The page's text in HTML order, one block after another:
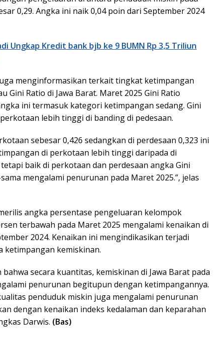
0,29. Angka ini naik 0,04 poin dari September 2024
Ungkap Kredit bank bjb ke 9 BUMN Rp 3,5 Triliun
menginformasikan terkait tingkat ketimpangan
Gini Ratio di Jawa Barat. Maret 2025 Gini Ratio
ini termasuk kategori ketimpangan sedang. Gini
lebih tinggi di banding di pedesaan.
sebesar 0,426 sedangkan di perdesaan 0,323 ini
di perkotaan lebih tinggi daripada di
tetapi baik di perkotaan dan perdesaan angka Gini
mengalami penurunan pada Maret 2025.”, jelas
angka persentase pengeluaran kelompok
terbawah pada Maret 2025 mengalami kenaikan di
2024. Kenaikan ini mengindikasikan terjadi
ketimpangan kemiskinan.
bahwa secara kuantitas, kemiskinan di Jawa Barat pada
penurunan begitupun dengan ketimpangannya.
penduduk miskin juga mengalami penurunan
dengan kenaikan indeks kedalaman dan keparahan
Darwis. (Bas)